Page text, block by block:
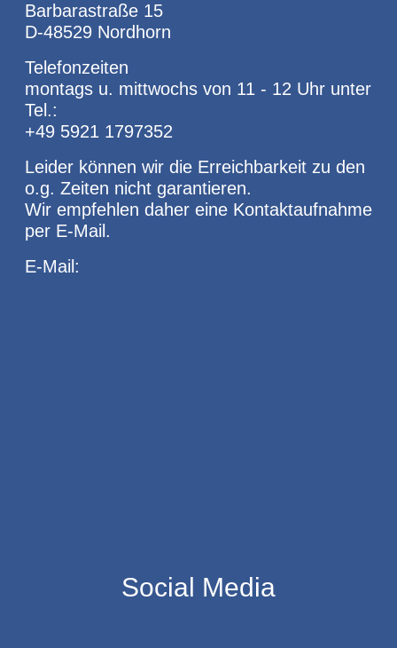
Barbarastraße 15
D-48529 Nordhorn
Telefonzeiten
montags u. mittwochs von 11 - 12 Uhr unter
Tel.:
+49 5921 1797352
Leider können wir die Erreichbarkeit zu den
o.g. Zeiten nicht garantieren.
Wir empfehlen daher eine Kontaktaufnahme
per E-Mail.
E-Mail:
Social Media